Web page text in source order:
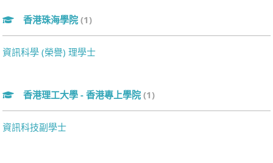
香港珠海學院 (1)
資訊科學 (榮譽) 理學士
香港理工大學 - 香港專上學院 (1)
資訊科技副學士